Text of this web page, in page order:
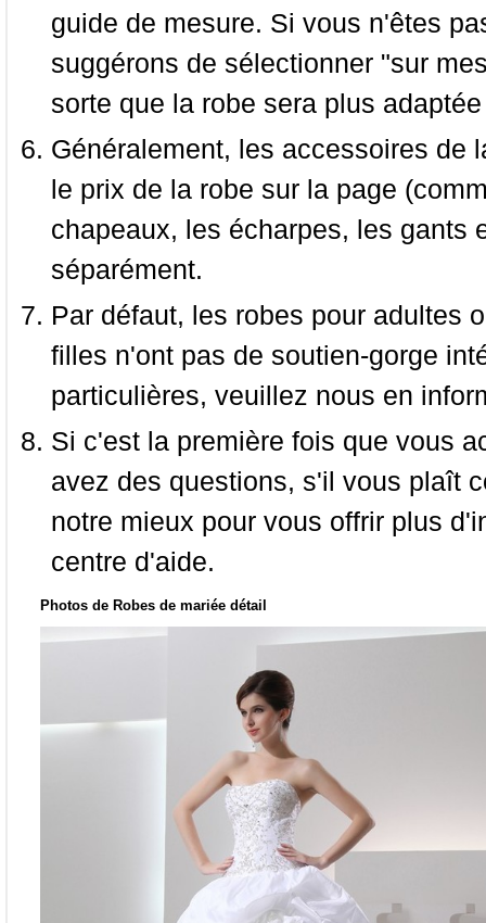
guide de mesure. Si vous n'êtes
suggérons de sélectionner "sur
sorte que la robe sera plus
Généralement, les accessoires de
le prix de la robe sur la page
chapeaux, les écharpes, les gants
séparément.
Par défaut, les robes pour adultes
filles n'ont pas de soutien-gorge
particulières, veuillez nous en
Si c'est la première fois que vous
avez des questions, s'il vous plaît
notre mieux pour vous offrir plus
centre d'aide.
Photos de Robes de mariée détail